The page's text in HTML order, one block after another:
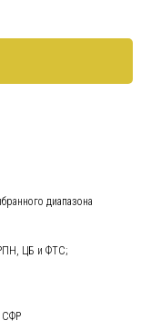
диапазона
ЦБ и ФТС;
СФР